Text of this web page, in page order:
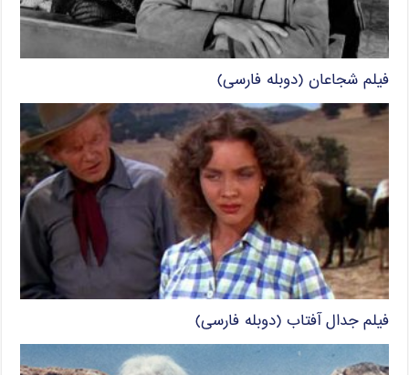
فیلم شجاعان (دوبله فارسی)
فیلم جدال آفتاب (دوبله فارسی)